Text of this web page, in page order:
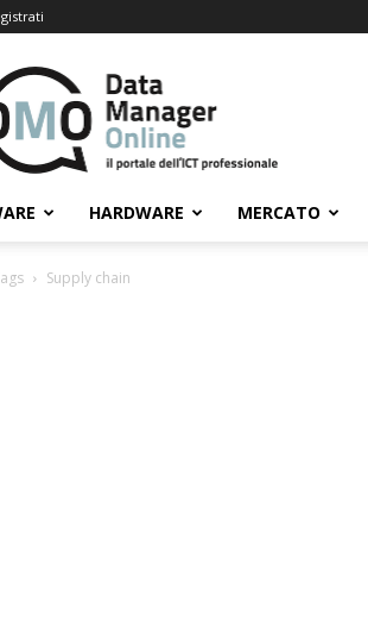
Data
Manager
Online
HARDWARE MERCATO
Supply chain